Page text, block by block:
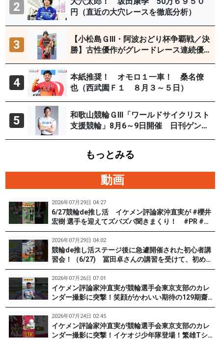
2
円（直近の大穴レースを徹底分析）
3
【小松島ＧⅢ・阿波おどり杯争覇戦／決
勝】古性優作がグレードレース連続優
4
本紙推奨！ オモロ１一車！ 桑名僚
也（西武園Ｆ１ ８月３～５日）
5
和歌山競輪ＧⅢ「ワールドサイクリスト
支援競輪」8月6～9日開催 日刊ゲンダ
もっとみる
動画
2026年07月29日 04:27
6/27競輪de推し活 イケメン評論家沖直実が #櫻井
宏樹 選手を迎えてズバズバ聞きまくり！ #PR #松
戸けいりん #和田健太郎
2026年07月29日 04:02
競輪de推し活ステージ後に急遽開催された初心者講
習会！（6/27) 冨田卓さんの講習を受けて、初めて
チャレンジした女子たち。果たして…？ #PR #松戸
けいりん #和田健太郎 #沖直実
2026年07月26日 07:01
イケメン評論家沖直実が競輪選手会東京支部のカレ
ンダー撮影に突撃！笑顔がかわいい期待の129期齋藤
宏樹選手登場！ #pr #松戸けいりん
2026年07月24日 02:45
イケメン評論家沖直実が競輪選手会東京支部のカレ
ンダー撮影に突撃！イケオジ少年隊登場！繁雄Tシャ